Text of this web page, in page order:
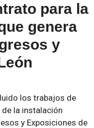
para la
genera
y
los trabajos de
la instalación
y Exposiciones de